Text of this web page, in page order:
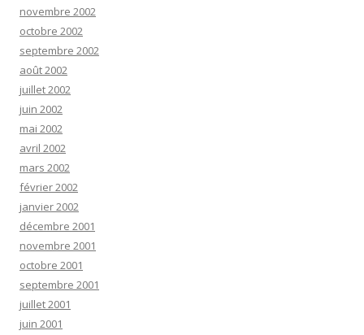
novembre 2002
octobre 2002
septembre 2002
août 2002
juillet 2002
juin 2002
mai 2002
avril 2002
mars 2002
février 2002
janvier 2002
décembre 2001
novembre 2001
octobre 2001
septembre 2001
juillet 2001
juin 2001